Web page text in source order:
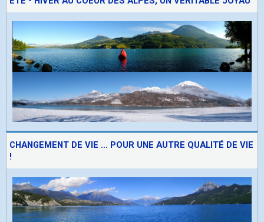
CHANGEMENT DE VIE ... POUR UNE AUTRE QUALITÉ DE VIE
!